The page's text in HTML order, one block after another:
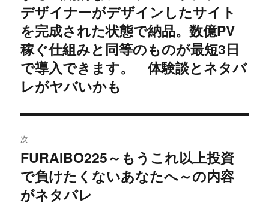
ゲ
ー
シ
投
稿:
デザイナーがデザインしたサイト
を完成された状態で納品。数億PV
稼ぐ仕組みと同等のものが最短3日
で導入できます。 体験談とネタバ
レがヤバいかも
次
次
の
投
稿:
FURAIBO225～もうこれ以上投資
で負けたくないあなたへ～の内容
がネタバレ